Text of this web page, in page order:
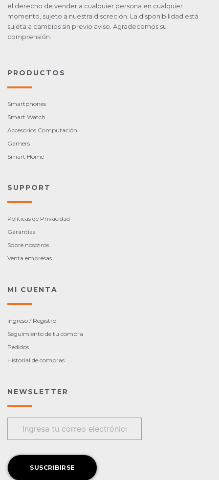
el derecho de vender a cualquier persona en cualquier
momento, sujeto a nuestra discreción. La disponibilidad está
sujeta a cambios sin previo aviso. Agradecemos su
comprensión.
PRODUCTOS
Smartphones
Smart Watch
Accesorios Computación
Gamers
Smart Home
SUPPORT
Políticas de Privacidad
Garantías
Sobre nosotros
Venta empresas
MI CUENTA
Ingreso / Registro
Seguimiento de tu compra
Pedidos
Historial de compras
NEWSLETTER